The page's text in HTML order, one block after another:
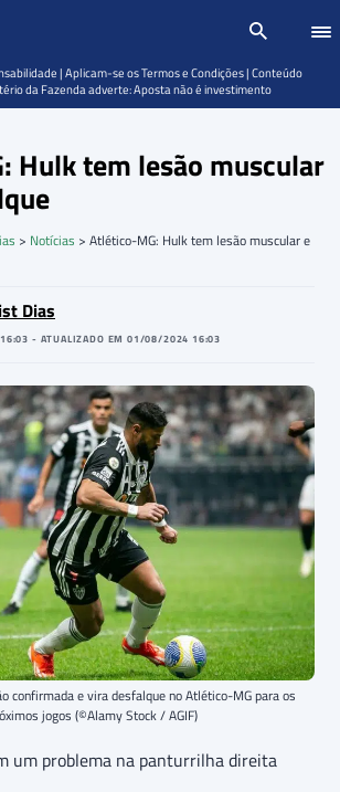
Hulk tem lesão muscular
> Notícias > Atlético-MG: Hulk tem lesão muscular e
Dias
- ATUALIZADO EM 01/08/2024 16:03
confirmada e vira desfalque no Atlético-MG para os
jogos (©Alamy Stock / AGIF)
um problema na panturrilha direita
| Aplicam-se os Termos e Condições | Conteúdo
da Fazenda adverte: Aposta não é investimento